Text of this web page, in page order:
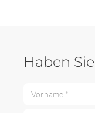
Haben Sie